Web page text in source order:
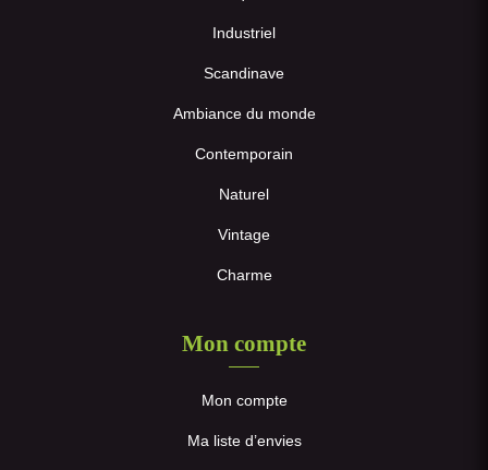
Industriel
Scandinave
Ambiance du monde
Contemporain
Naturel
Vintage
Charme
Mon compte
Mon compte
Ma liste d’envies